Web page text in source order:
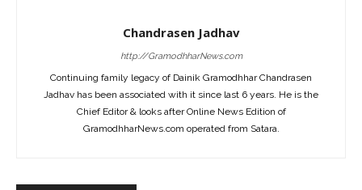
Chandrasen Jadhav
http://GramodhharNews.com
Continuing family legacy of Dainik Gramodhhar Chandrasen
Jadhav has been associated with it since last 6 years. He is the
Chief Editor & looks after Online News Edition of
GramodhharNews.com operated from Satara.